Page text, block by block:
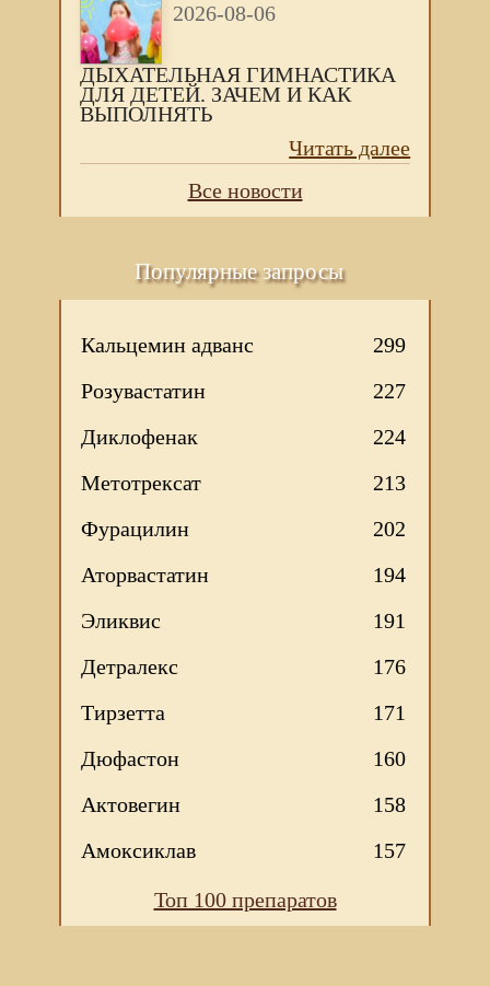
2026-08-06
ДЫХАТЕЛЬНАЯ ГИМНАСТИКА
ДЛЯ ДЕТЕЙ. ЗАЧЕМ И КАК
ВЫПОЛНЯТЬ
Читать далее
Все новости
Популярные запросы
Кальцемин адванс
299
Розувастатин
227
Диклофенак
224
Метотрексат
213
Фурацилин
202
Аторвастатин
194
Эликвис
191
Детралекс
176
Тирзетта
171
Дюфастон
160
Актовегин
158
Амоксиклав
157
Топ 100 препаратов